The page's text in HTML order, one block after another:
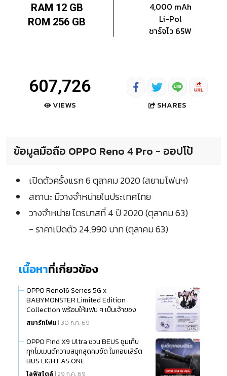
RAM 12 GB
ROM 256 GB
4,000 mAh
Li-Pol
ชาร์จไว 65W
607,726
VIEWS SHARES
ข้อมูลมือถือ OPPO Reno 4 Pro - ออปโป้
เปิดตัวครั้งแรก 6 ตุลาคม 2020 (สยามโฟนฯ)
สถานะ มีวางจำหน่ายในประเทศไทย
วางจำหน่าย ไตรมาสที่ 4 ปี 2020 (ตุลาคม 63)
- ราคาเปิดตัว 24,990 บาท (ตุลาคม 63)
เนื้อหาที่เกี่ยวข้อง
OPPO Reno16 Series 5G x
BABYMONSTER Limited Edition
Collection พร้อมให้แฟน ๆ เป็นเจ้าของ
แล้ว
สมาร์ทโฟน | 30 ก.ค. 69
OPPO Find X9 Ultra ชวน BEUS ซูมเก็บ
ทุกโมเมนต์ความสนุกสุดคมชัด ในคอนเสิร์ต
BUS LIGHT AS ONE
ไลฟ์สไตล์ | 29 ก.ค. 69